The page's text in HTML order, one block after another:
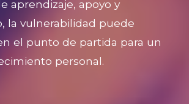
aprendizaje, apoyo y
la vulnerabilidad puede
el punto de partida para un
personal.